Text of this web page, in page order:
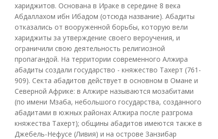
хариджитов. Основана в Ираке в середине 8 века
Абдаллахом ибн Ибадом (отсюда название). Абадиты
отказались от вооруженной борьбы, которую вели
хариджиты за утверждение своего вероучения, и
ограничили свою деятельность религиозной
пропагандой. На территории современного Алжира
абадиты создали государство - княжество Тахерт (761-
909). Секта абадитов действует в основном в Омане и
Северной Африке: в Алжире называются мозабитами
(по имени Мзаба, небольшого государства, созданного
абадитами в южных районах Алжира после разгрома
княжества Тахерт); общины абадитов имеются также в
Джебель-Нефусе (Ливия) и на острове Занзибар